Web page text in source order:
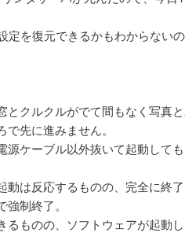
定を復元できるかもわからない
とクルクルがでて間もなく写真
先に進みません。
源ケーブル以外抜いて起動して
動は反応するものの、完全に終
制終了。
るものの、ソフトウェアが起動